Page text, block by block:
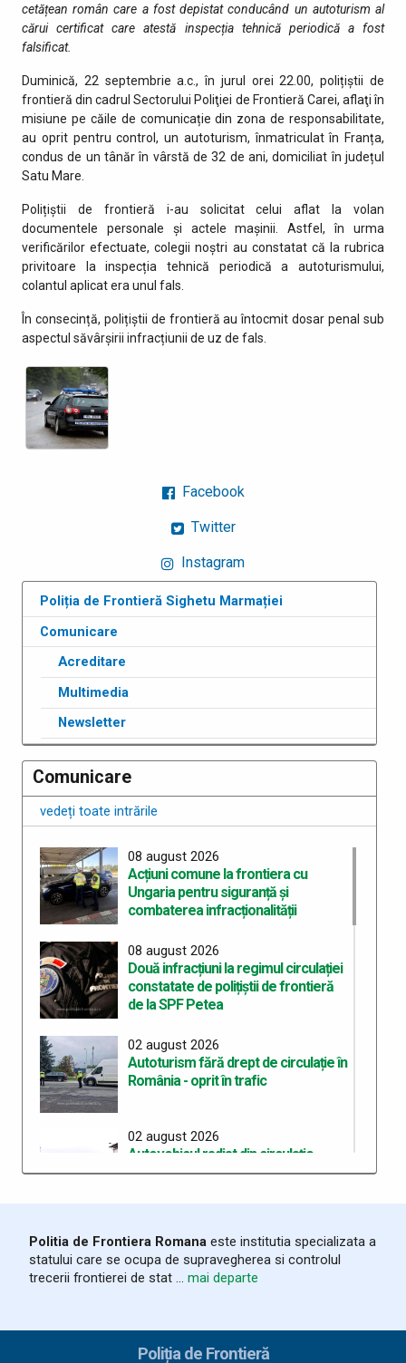
cetățean român care a fost depistat conducând un autoturism al
cărui certificat care atestă inspecția tehnică periodică a fost
falsificat.
Duminică, 22 septembrie a.c., în jurul orei 22.00, polițiștii de
frontieră din cadrul Sectorului Poliţiei de Frontieră Carei, aflaţi în
misiune pe căile de comunicație din zona de responsabilitate,
au oprit pentru control, un autoturism, înmatriculat în Franța,
condus de un tânăr în vârstă de 32 de ani, domiciliat în județul
Satu Mare.
Polițiștii de frontieră i-au solicitat celui aflat la volan
documentele personale și actele mașinii. Astfel, în urma
verificărilor efectuate, colegii noştri au constatat că la rubrica
privitoare la inspecția tehnică periodică a autoturismului,
colantul aplicat era unul fals.
În consecință, polițiștii de frontieră au întocmit dosar penal sub
aspectul săvârşirii infracțiunii de uz de fals.
Facebook
Twitter
Instagram
Poliția de Frontieră Sighetu Marmației
Comunicare
Acreditare
Multimedia
Newsletter
Comunicare
vedeți toate intrările
08 august 2026
Acțiuni comune la frontiera cu
Ungaria pentru siguranță și
combaterea infracționalității
08 august 2026
Două infracțiuni la regimul circulației
constatate de polițiștii de frontieră
de la SPF Petea
02 august 2026
Autoturism fără drept de circulație în
România - oprit în trafic
02 august 2026
Autovehicul radiat din circulație
depistat la control în PTF Halmeu
Amenzi în valoare de peste 52.000
de lei aplicate în cadrul acțiunilor
polițiștilor de frontieră sătmăreni
deținerea de droguri de mare risc pe
Politia de Frontiera Romana este institutia specializata a
statului care se ocupa de supravegherea si controlul
trecerii frontierei de stat ... mai departe
Poliția de Frontieră